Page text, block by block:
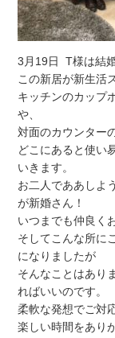
3月19日 T様は結
この新居が新生活
キッチンのカップ
や、
対面のカウンター
どこにあると使い
いきます。
お二人でああしよ
が新婚さん！
いつまでも仲良く
そしてこんな所に
になりましたが
そんなことはあり
ればいいのです。
柔軟な発想でご対
楽しい時間をあり